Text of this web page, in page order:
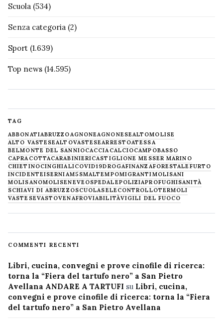
Scuola (534)
Senza categoria (2)
Sport (1.639)
Top news (14.595)
TAG
ABBONATIABRUZZOAGNONEAGNONESEALTOMOLISE
ALTO VASTESEALTOVASTESEARRESTOATESSA
BELMONTE DEL SANNIOCACCIA CALCIOCAMPOBASSO
CAPRACOTTACARABINIERICASTIGLIONE MESSER MARINO
CHIETINOCINGHIALICOVID19DROGAFINANZAFORESTALE FURTO
INCIDENTEISERNIAM5SMALTEMPOMIGRANTIMOLISANI
MOLISANOMOLISENEVE OSPEDALEPOLIZIAPROFUGHISANITÀ
SCHIAVI DI ABRUZZOSCUOLASELECONTROLLOTERMOLI
VASTESEVASTOVENAFROVIABILITÀVIGILI DEL FUOCO
COMMENTI RECENTI
Libri, cucina, convegni e prove cinofile di ricerca:
torna la “Fiera del tartufo nero” a San Pietro
Avellana ANDARE A TARTUFI su Libri, cucina,
convegni e prove cinofile di ricerca: torna la “Fiera
del tartufo nero” a San Pietro Avellana